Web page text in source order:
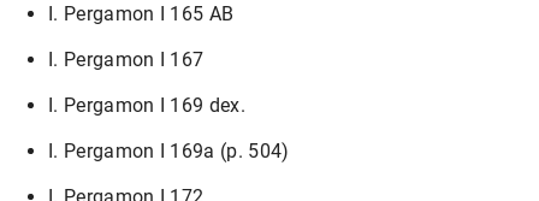
I. Pergamon I 165 AB
I. Pergamon I 167
I. Pergamon I 169 dex.
I. Pergamon I 169a (p. 504)